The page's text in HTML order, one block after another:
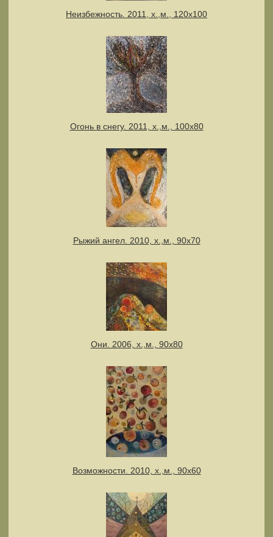
Неизбежность. 2011, х.,м., 120х100
Огонь в снегу. 2011, х.,м., 100х80
Рыжий ангел. 2010, х.,м., 90х70
Они. 2006, х.,м., 90х80
Возможности. 2010, х.,м., 90х60